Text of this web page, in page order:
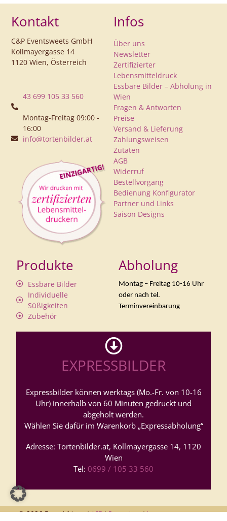
Kontakt
C&P Eventsweets GmbH
Kollmayergasse 14
1120 Wien, Österreich
43 699 105 33 560
Montag-Freitag 09:00 -
16:00
info@tortenbilder.at
Infos
Über uns
Newsletter
Zertifizierter
Lebensmitteldruck
Essbare Bilder – Abholung in
Wien
Fragen & Antworten
Preise
Versand & Lieferung
Zahlungsweisen
Zutaten
AGB
Widerruf
Bestellvorgang
Bedienung Konfigurator
Partner und Links
Saison Designs
Produkte
Essbare Bilder
Individuelle
Süßigkeiten
Zubehör
Abholung
Montag – Freitag 10-16 Uhr
oder nach tel.
Terminvereinbarung
EXPRESSBILDER
Expressbilder können werktags (Mo.-Fr. von 10-16
Uhr) innerhalb von 60 Minuten gedruckt und
abgeholt werden.
Wählen Sie dafür im Warenkorb „Expressabholung“
Adresse: Tortenbilder.at, Kollmayergasse 14, 1120
Wien
Tel: 0699 / 105 33 560
© 2026 Tortenbilder.at |AGB|Datenschutz|Impressum